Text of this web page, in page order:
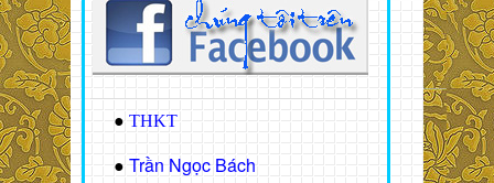
● THKT
● Trần Ngọc Bách